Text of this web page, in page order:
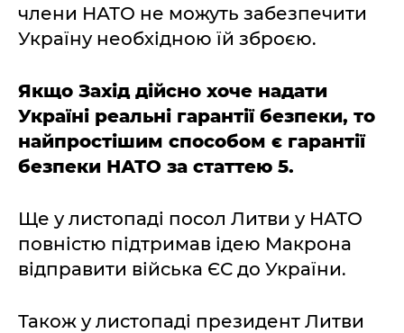
члени НАТО не можуть забезпечити
Україну необхідною їй зброєю.
Якщо Захід дійсно хоче надати
Україні реальні гарантії безпеки, то
найпростішим способом є гарантії
безпеки НАТО за статтею 5.
Ще у листопаді посол Литви у НАТО
повністю підтримав ідею Макрона
відправити війська ЄС до України.
Також у листопаді президент Литви